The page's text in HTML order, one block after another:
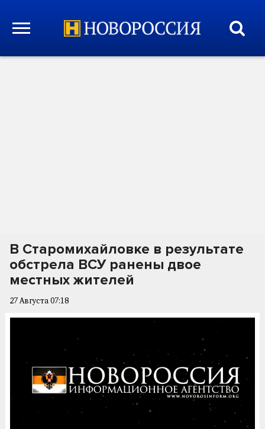
В Старомихайловке в результате
обстрела ВСУ ранены двое
местных жителей
27 Августа 07:18